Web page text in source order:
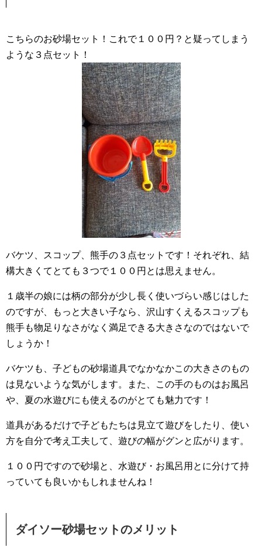
こちらのお砂場セット！これで１００円？と疑ってしまう
ような３点セット！
バケツ、スコップ、熊手の３点セットです！それぞれ、結
構大きくてとても３つで１００円とは思えません。
１歳半の娘には柄の部分が少し長く使いづらい感じはした
のですが、もっと大きい子なら、沢山すくえるスコップも
熊手も物足りなさがなく満足できる大きさなのではないで
しょうか！
バケツも、子どもの砂場道具でなかなかこの大きさのもの
は見ないような気がします。また、この手のものはお風呂
や、夏の水遊びにも使えるのがとても魅力です！
道具があるだけで子どもたちは見立て遊びをしたり、使い
方を自分で考え工夫して、遊びの幅がグンと広がります。
１００円ですので砂場と、水遊び・お風呂用とに分けて持
っていても良いかもしれませんね！
ダイソー砂場セットのメリット